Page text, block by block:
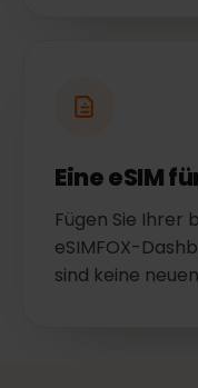
Eine eSIM
Fügen Sie Ihrer
eSIMFOX-
sind keine